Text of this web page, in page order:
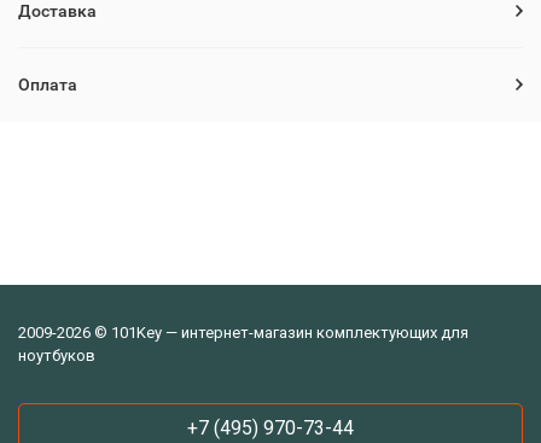
Доставка
Оплата
2009-2026 © 101Key — интернет-магазин комплектующих для
ноутбуков
+7 (495) 970-73-44